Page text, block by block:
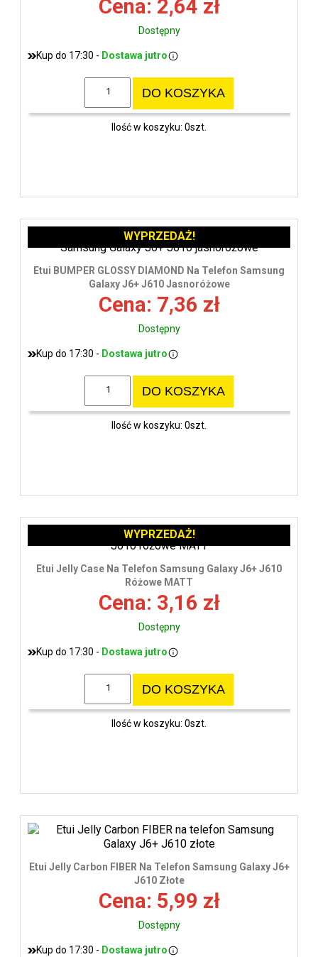
Cena: 2,64 zł
Dostępny
Kup do 17:30 - Dostawa jutro
DO KOSZYKA
Ilość w koszyku: 0szt.
Etui BUMPER GLOSSY DIAMOND Na Telefon Samsung
Galaxy J6+ J610 Jasnoróżowe
Cena: 7,36 zł
Dostępny
Kup do 17:30 - Dostawa jutro
DO KOSZYKA
Ilość w koszyku: 0szt.
WYPRZEDAŻ!
Etui Jelly Case Na Telefon Samsung Galaxy J6+ J610
Różowe MATT
Cena: 3,16 zł
Dostępny
Kup do 17:30 - Dostawa jutro
DO KOSZYKA
Ilość w koszyku: 0szt.
WYPRZEDAŻ!
Etui Jelly Carbon FIBER Na Telefon Samsung Galaxy J6+
J610 Złote
Cena: 5,99 zł
Dostępny
Kup do 17:30 - Dostawa jutro